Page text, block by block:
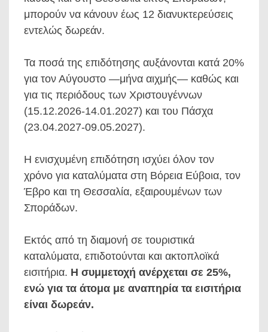
μπορούν να κάνουν έως 12 διανυκτερεύσεις
εντελώς δωρεάν.
Τα ποσά της επιδότησης αυξάνονται κατά 20%
για τον Αύγουστο —μήνα αιχμής— καθώς και
για τις περιόδους των Χριστουγέννων
(15.12.2026-14.01.2027) και του Πάσχα
(23.04.2027-09.05.2027).
Η ενισχυμένη επιδότηση ισχύει όλον τον
χρόνο για καταλύματα στη Βόρεια Εύβοια, τον
Έβρο και τη Θεσσαλία, εξαιρουμένων των
Σποράδων.
Εκτός από τη διαμονή σε τουριστικά
καταλύματα, επιδοτούνται και ακτοπλοϊκά
εισιτήρια. Η συμμετοχή ανέρχεται σε 25%,
ενώ για τα άτομα με αναπηρία τα εισιτήρια
είναι δωρεάν.